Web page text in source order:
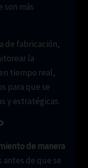
son más
de fabricación,
la
tiempo real,
para que se
y estratégicas.
de manera
de que se